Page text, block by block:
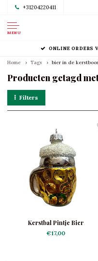
+31204220411
MENU
ONLINE ORDERS
Home Tags bier in de
Producten getagd
Filters
Kerstbal Pintje Bier
€17,00